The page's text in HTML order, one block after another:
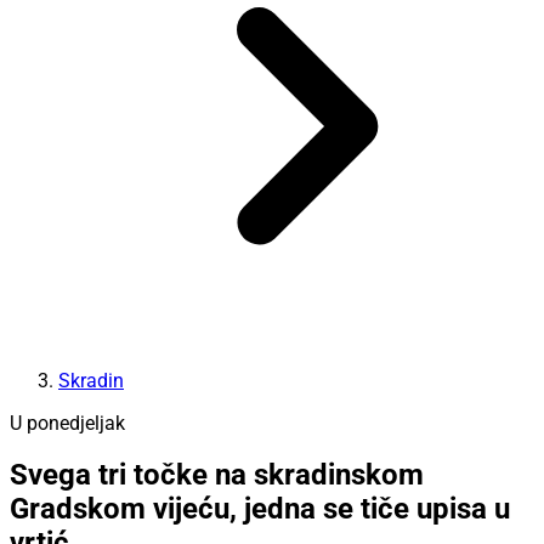
Skradin
U ponedjeljak
Svega tri točke na skradinskom
Gradskom vijeću, jedna se tiče upisa u